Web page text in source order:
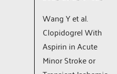
Wang Y et al.
Clopidogrel With
Aspirin in Acute
Minor Stroke or